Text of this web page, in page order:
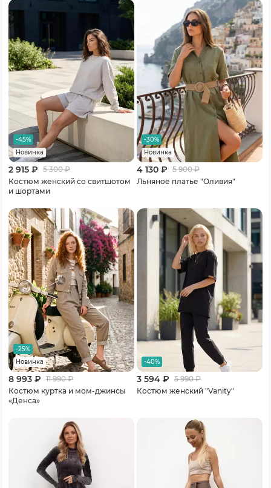
-45%
Новинка
2 915 ₽ 5 300₽
Костюм женский со свитшотом
и шортами
-30%
Новинка
4 130 ₽ 5 900₽
Льняное платье "Оливия"
-25%
Новинка
8 993 ₽ 11 990₽
Костюм куртка и мом-джинсы
«Денса»
-40%
3 594 ₽ 5 990₽
Костюм женский "Vanity"